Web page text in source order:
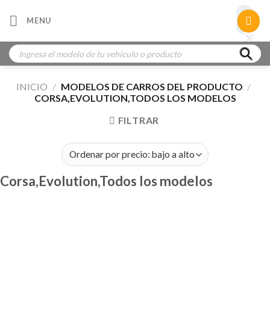
MENU
Búsqueda
de
productos
INICIO / MODELOS DE CARROS DEL PRODUCTO /
CORSA,EVOLUTION,TODOS LOS MODELOS
FILTRAR
Corsa,Evolution,Todos los modelos
×
×
×